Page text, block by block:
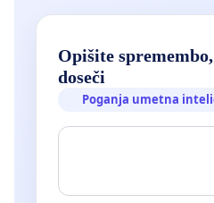
Opišite
doseči
Poganja umetna